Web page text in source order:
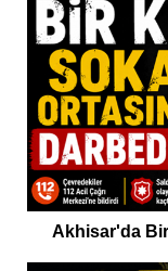
Akhisar'da